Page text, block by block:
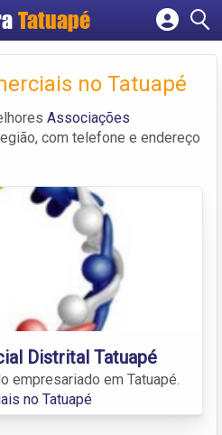
Tatuapé
Cadastrar empresa
Criar conta no Tatuapé
Associações
com telefone e endereço
Distrital Tatuapé
empresariado em Tatuapé.
no Tatuapé